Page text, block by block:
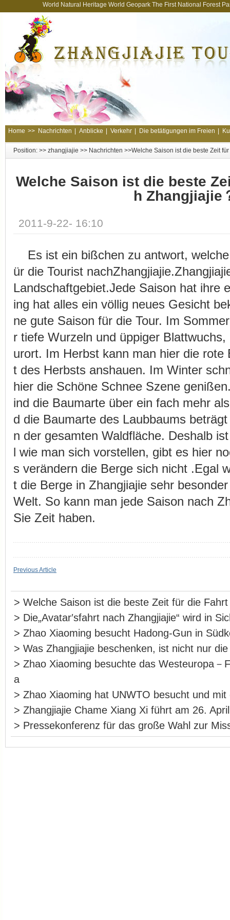
World Natural Heritage World Geopark The First National
Home >> Nachrichten Anblicke Verkehr Die betätigungen im Freien
Position: >> zhangjiajie >> Nachrichten >>Welche Saison ist die beste Zeit
Welche Saison ist die beste
h Zhangjiajie
2011-9-22- 16:10
Es ist ein bißchen zu antwort,
ür die Tourist
Landschaftgebiet.Jede Saison hat ihre
ing hat alles ein völlig neues Gesicht
ne gute Saison für die Tour. Im
r tiefe Wurzeln und üppiger
urort. Im Herbst kann man hier die rote
t des Herbsts anshauen. Im Winter
hier die Schöne Schnee Szene
ind die Baumarte über ein fach mehr
d die Baumarte des Laubbaums
n der gesamten Waldfläche. Deshalb
l wie man sich vorstellen, gibt es hier
s verändern die Berge sich nicht .Egal
t die Berge in Zhangjiajie sehr
Welt. So kann man jede Saison nach
Sie Zeit haben.
Previous Article
> Welche Saison ist die beste Zeit für die
> Die„Avatar′sfahrt nach Zhangjiajie“ wird in
> Zhao Xiaoming besucht Hadong-Gun in
> Was Zhangjiajie beschenken, ist nicht nur
> Zhao Xiaoming besuchte das Westeuropa－
a
> Zhao Xiaoming hat UNWTO besucht und mit
> Zhangjiajie Chame Xiang Xi führt am 26.
> Pressekonferenz für das große Wahl zur